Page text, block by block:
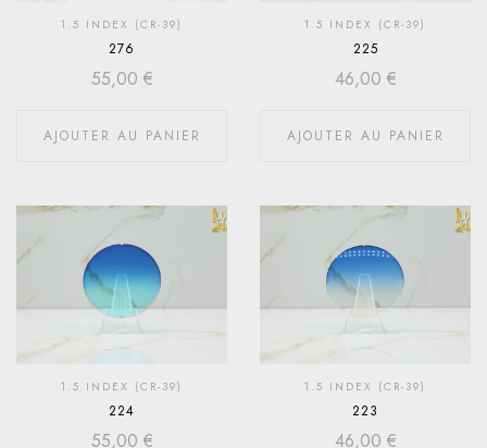
1.5 INDEX (CR-39)
276
55,00 €
AJOUTER AU PANIER
1.5 INDEX (CR-39)
225
46,00 €
AJOUTER AU PANIER
1.5 INDEX (CR-39)
224
55,00 €
1.5 INDEX (CR-39)
223
46,00 €